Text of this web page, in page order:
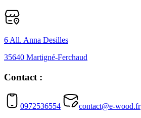
6 All. Anna Desilles
35640 Martigné-Ferchaud
Contact :
0972536554
contact@e-wood.fr